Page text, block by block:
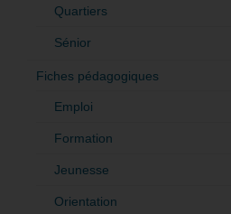
Quartiers
Sénior
Fiches pédagogiques
Emploi
Formation
Jeunesse
Orientation